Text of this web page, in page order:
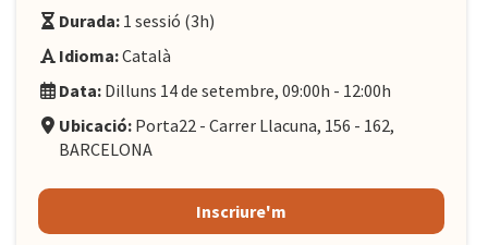
Durada: 1 sessió (3h)
Idioma:Català
Data: Dilluns 14 de setembre, 09:00h - 12:00h
Ubicació: Porta22 - Carrer Llacuna, 156 - 162,
BARCELONA
Inscriure'm